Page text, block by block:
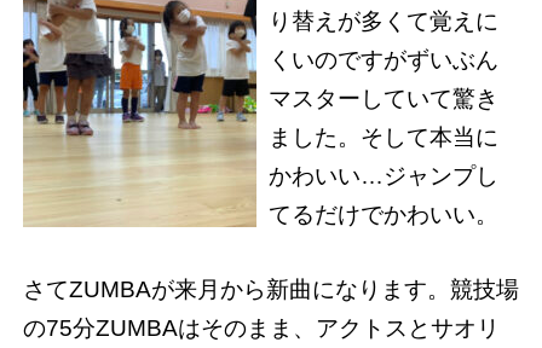
り替えが多くて覚えに
くいのですがずいぶん
マスターしていて驚き
ました。そして本当に
かわいい…ジャンプし
てるだけでかわいい。
さてZUMBAが来月から新曲になります。競技場
の75分ZUMBAはそのまま、アクトスとサオリ